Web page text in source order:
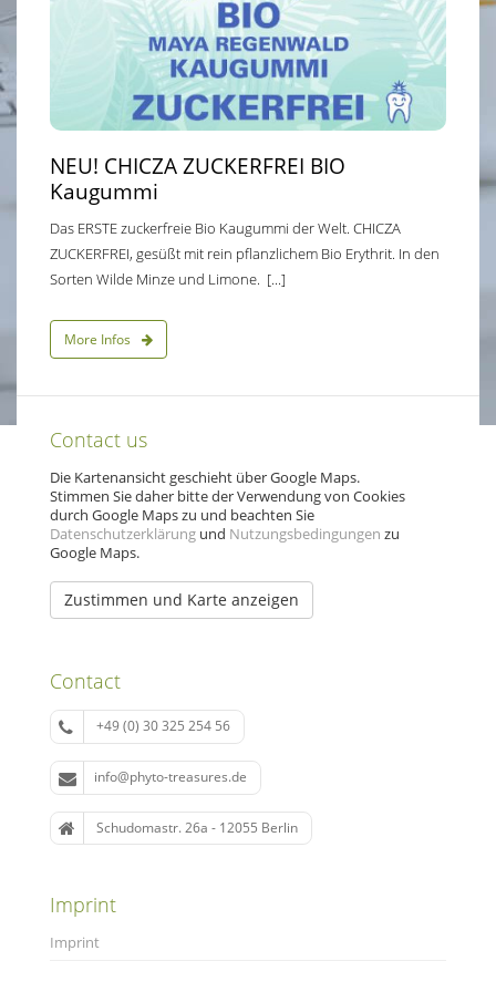
NEU! CHICZA ZUCKERFREI BIO
Kaugummi
Das ERSTE zuckerfreie Bio Kaugummi der Welt. CHICZA
ZUCKERFREI, gesüßt mit rein pflanzlichem Bio Erythrit. In den
Sorten Wilde Minze und Limone. [...]
More Infos
Contact us
Die Kartenansicht geschieht über Google Maps.
Stimmen Sie daher bitte der Verwendung von Cookies
durch Google Maps zu und beachten Sie
Datenschutzerklärung und Nutzungsbedingungen zu
Google Maps.
Zustimmen und Karte anzeigen
Contact
+49 (0) 30 325 254 56
info@phyto-treasures.de
Schudomastr. 26a - 12055 Berlin
Imprint
Imprint